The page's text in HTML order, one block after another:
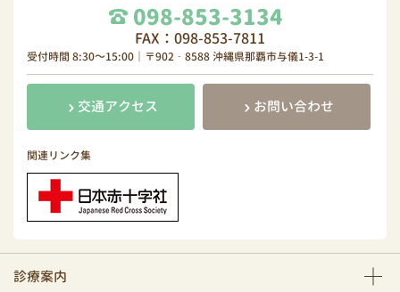
098-853-3134
FAX：098-853-7811
受付時間 8:30～15:00｜〒902‐8588 沖縄県那覇市与儀1-3-1
交通アクセス お問い合わせ
関連リンク集
診療案内